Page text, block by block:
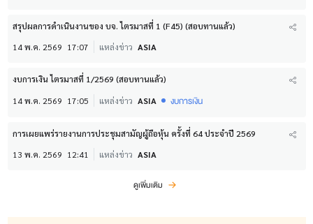
สรุปผลการดำเนินงานของ บจ. ไตรมาสที่ 1 (F45) (สอบทานแล้ว)
14 พ.ค. 2569 17:07 แหล่งข่าว ASIA
งบการเงิน ไตรมาสที่ 1/2569 (สอบทานแล้ว)
14 พ.ค. 2569 17:05 แหล่งข่าว ASIA งบการเงิน
การเผยแพร่รายงานการประชุมสามัญผู้ถือหุ้น ครั้งที่ 64 ประจำปี 2569
13 พ.ค. 2569 12:41 แหล่งข่าว ASIA
ดูเพิ่มเติม